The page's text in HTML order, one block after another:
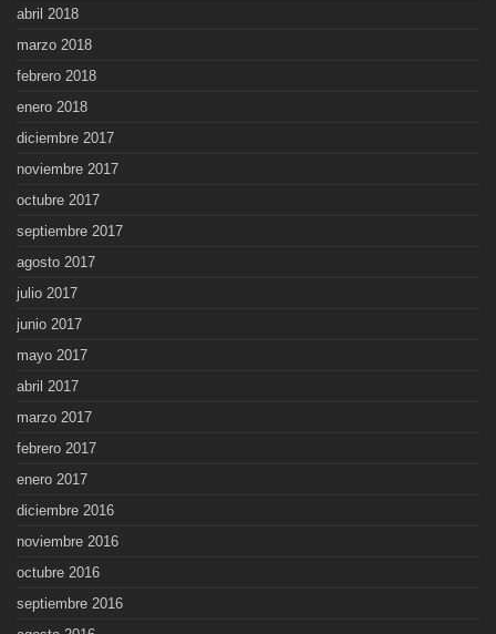
abril 2018
marzo 2018
febrero 2018
enero 2018
diciembre 2017
noviembre 2017
octubre 2017
septiembre 2017
agosto 2017
julio 2017
junio 2017
mayo 2017
abril 2017
marzo 2017
febrero 2017
enero 2017
diciembre 2016
noviembre 2016
octubre 2016
septiembre 2016